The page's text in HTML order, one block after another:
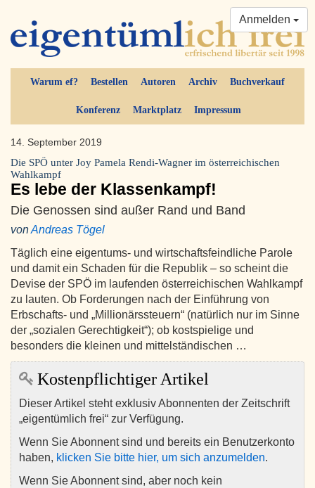
Warum ef? Bestellen Autoren Archiv Buchverkauf
Konferenz Marktplatz Impressum
Anmelden
14. September 2019
Die SPÖ unter Joy Pamela Rendi-Wagner im österreichischen
Wahlkampf
Es lebe der Klassenkampf!
Die Genossen sind außer Rand und Band
vonAndreas Tögel
Täglich eine eigentums- und wirtschaftsfeindliche Parole
und damit ein Schaden für die Republik – so scheint die
Devise der SPÖ im laufenden österreichischen Wahlkampf
zu lauten. Ob Forderungen nach der Einführung von
Erbschafts- und „Millionärssteuern“ (natürlich nur im Sinne
der „sozialen Gerechtigkeit“); ob kostspielige und
besonders die kleinen und mittelständischen …
Kostenpflichtiger Artikel
Dieser Artikel steht exklusiv Abonnenten der Zeitschrift
„eigentümlich frei“ zur Verfügung.
Wenn Sie Abonnent sind und bereits ein Benutzerkonto
haben, klicken Sie bitte hier, um sich anzumelden.
Wenn Sie Abonnent sind, aber noch kein